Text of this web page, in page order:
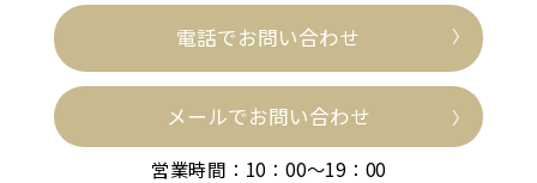
電話でお問い合わせ
メールでお問い合わせ
営業時間：10：00～19：00